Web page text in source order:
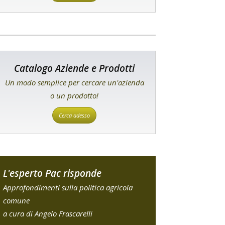
Catalogo Aziende e Prodotti
Un modo semplice per cercare un'azienda
o un prodotto!
Cerca adesso
L'esperto Pac risponde
Approfondimenti sulla politica agricola
comune
a cura di Angelo Frascarelli